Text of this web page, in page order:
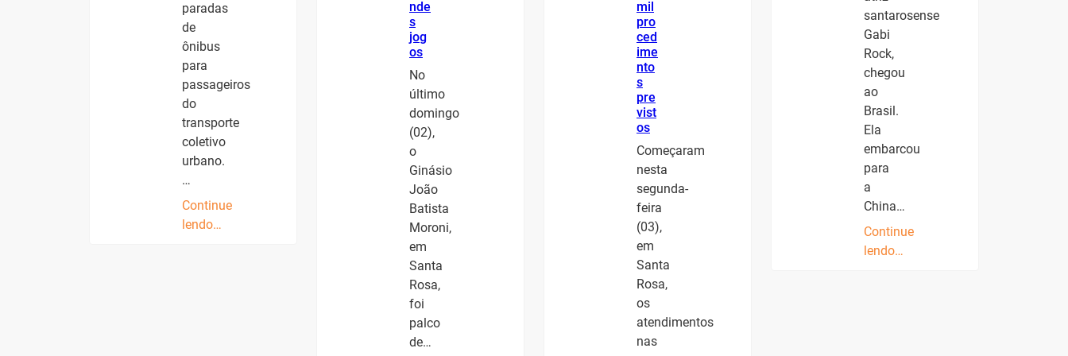
paradas
de
ônibus
para
passageiros
do
transporte
coletivo
urbano.
…
Continue
lendo…
nde
s
jog
os
No
último
domingo
(02),
o
Ginásio
João
Batista
Moroni,
em
Santa
Rosa,
foi
palco
de…
mil
pro
ced
ime
nto
s
pre
vist
os
Começaram
nesta
segunda-
feira
(03),
em
Santa
Rosa,
os
atendimentos
nas
santarosense
Gabi
Rock,
chegou
ao
Brasil.
Ela
embarcou
para
a
China…
Continue
lendo…